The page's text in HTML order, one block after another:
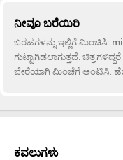
ನೀವೂ ಬರೆಯಿರಿ
ಬರಹಗಳನ್ನು ಇಲ್ಲಿಗೆ ಮಿಂಚಿಸಿ:
ಗುಟ್ಟಾಗಿಡಲಾಗುತ್ತದೆ.
ಬೇರೆಯಾಗಿ ಮಿಂಚೆಗೆ ಅಂಟಿಸಿ.
ಕವಲುಗಳು